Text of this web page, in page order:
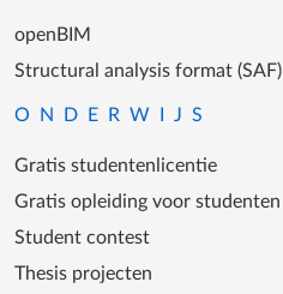
openBIM
Structural analysis format (SAF)
ONDERWIJS
Gratis studentenlicentie
Gratis opleiding voor studenten
Student contest
Thesis projecten